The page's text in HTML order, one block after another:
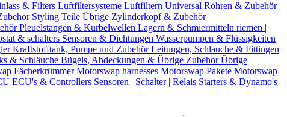
& Filters Luftfiltersysteme Luftfiltern Universal Röhren & Zubehör
Styling Teile Übrige Zylinderkopf & Zubehör
Pleuelstangen & Kurbelwellen Lagern & Schmiermitteln riemen |
& schalters Sensoren & Dichtungen Wasserpumpen & Flüssigkeiten
Kraftstofftank, Pumpe und ZubehörLeitungen, Schlauche & Fittingen
& Schläuche Bügels, Abdeckungen & Übrige ZubehörÜbrige
FächerkrümmerMotorswap harnesses Motorswap Pakete Motorswap
ECU's & Controllers Sensoren | Schalter | Relais Starters & Dynamo's